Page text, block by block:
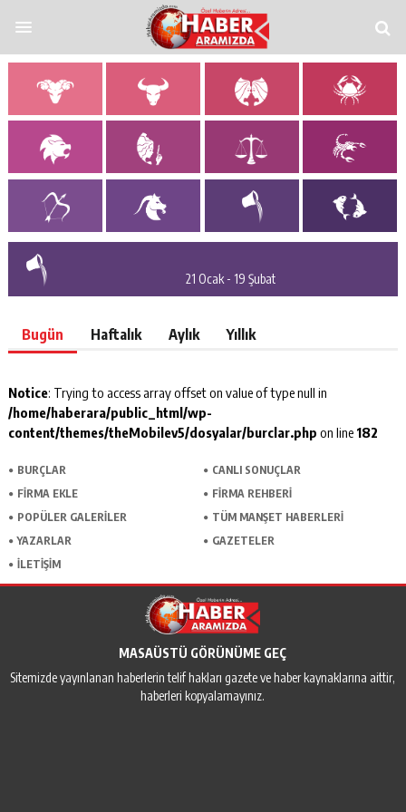
funbahistümbetbetosfer
21 Ocak - 19 Şubat
Bugün Haftalık Aylık Yıllık
Notice: Trying to access array offset on value of type null in
/home/haberara/public_html/wp-
content/themes/theMobilev5/dosyalar/burclar.php on line 182
BURÇLAR
CANLI SONUÇLAR
FİRMA EKLE
FİRMA REHBERİ
POPÜLER GALERİLER
TÜM MANŞET HABERLERİ
YAZARLAR
GAZETELER
İLETİŞİM
MASAÜSTÜ GÖRÜNÜME GEÇ
Sitemizde yayınlanan haberlerin telif hakları gazete ve haber kaynaklarına aittir,
haberleri kopyalamayınız.